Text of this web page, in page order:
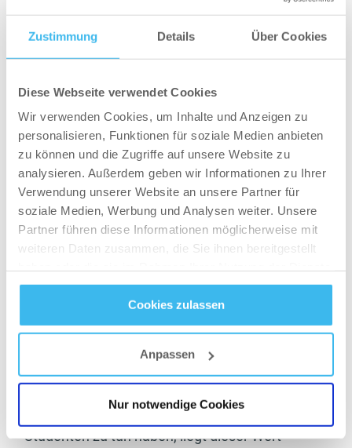
Zustimmung Details Über Cookies
Diese Webseite verwendet Cookies
Wir verwenden Cookies, um Inhalte und Anzeigen zu
personalisieren, Funktionen für soziale Medien anbieten
zu können und die Zugriffe auf unsere Website zu
analysieren. Außerdem geben wir Informationen zu Ihrer
Verwendung unserer Website an unsere Partner für
soziale Medien, Werbung und Analysen weiter. Unsere
Partner führen diese Informationen möglicherweise mit
weiteren Daten zusammen, die Sie ihnen bereitgestellt
gesammelt haben.
Datenschutz- undCookie-Richtlinien
Cookies zulassen
Anpassen
Nur notwendige Cookies
DieserPAL-Wert physical activity level) ist ein
Multiplikator für den zuvor errechneten Wert.
fiktiven Beispiel vor:
Fiktiver Athlet:
85Kg schwerer Mann
Neigt eher zum Fettansatz, endomorphe
Eigenschaften
Jung und Student, übermäßig sitzend
Da unser Jüngling eher zum Fettansatz neigt
und sich als Endomorph charakterisiert, aber
noch relativ jung ist, sollten wir einen geringen
Ausgangswert wählen, beispielsweise 26.
fehlt noch der PAL-Wert – da wir es mit einem
Studenten zu tun haben, liegt dieser Wert